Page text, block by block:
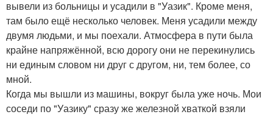
вывели из больницы и усадили в "Уазик". Кроме меня,
там было ещё несколько человек. Меня усадили между
двумя людьми, и мы поехали. Атмосфера в пути была
крайне напряжённой, всю дорогу они не перекинулись
ни единым словом ни друг с другом, ни, тем более, со
мной.
Когда мы вышли из машины, вокруг была уже ночь. Мои
соседи по "Уазику" сразу же железной хваткой взяли